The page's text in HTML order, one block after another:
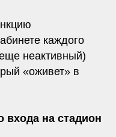
каждого
неактивный)
«оживет» в
входа на стадион